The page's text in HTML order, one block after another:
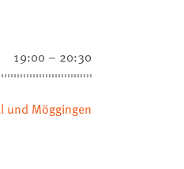
19:00 – 20:30
und Möggingen